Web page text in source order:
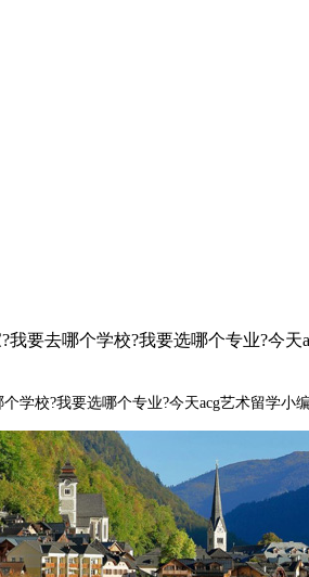
要去哪个学校?我要选哪个专业?今
学校?我要选哪个专业?今天acg艺术留学小